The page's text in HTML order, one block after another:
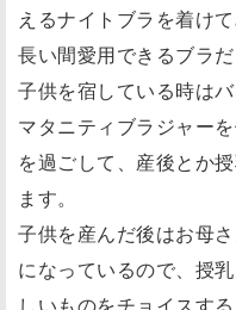
えるナイトブラを着け
長い間愛用できるブラだ
子供を宿している時は
マタニティブラジャー
を過ごして、産後とか
ます。
子供を産んだ後はお母
になっているので、授
しいものをチョイスす